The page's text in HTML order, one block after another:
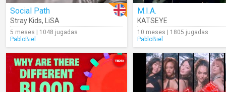
Social Path
Stray Kids, LiSA
5 meses | 1048 jugadas
PabloBiel
M.I.A.
KATSEYE
10 meses | 1805 jugadas
PabloBiel